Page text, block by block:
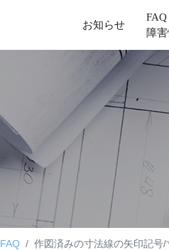
お知らせ
FAQ
障
FAQ 作図済みの寸法線の矢印記号